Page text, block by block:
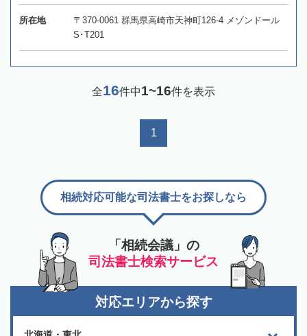
所在地
〒370-0061 群馬県高崎市天神町126-4 メゾンドール
S･T201
全16件中1~16件を表示
1
「相続会議」の
司法書士検索サービス
相続対応可能な司法書士をお探しなら
対応エリアから探す